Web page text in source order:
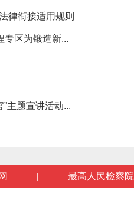
律衔接适用规则
专区为锻造新...
主题宣讲活动...
| 最高人民检察院